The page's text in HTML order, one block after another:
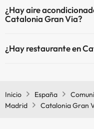
¿Hay aire
Catalonia Gran Via?
comunes.
¿Hay restaurante en
Inicio España
Madrid
Catalonia Gran